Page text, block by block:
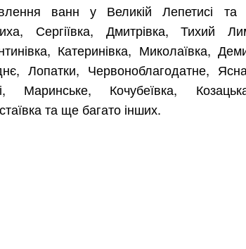
ванн у Великій Лепетисі
Сергіївка, Дмитрівка, Тихий
Катеринівка, Миколаївка,
Лопатки, Червоноблагодатне,
Маринське, Кочубеївка,
та ще багато інших.